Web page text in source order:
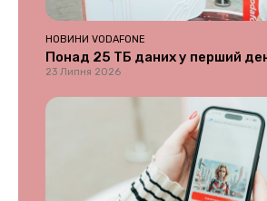
НОВИНИ VODAFONE
Понад 25 ТБ даних у перший
23 Липня 2026